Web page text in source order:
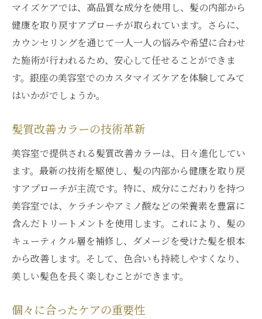
マイズケアでは、高品質な成分を使用し、髪の内部から
健康を取り戻すアプローチが取られています。さらに、
カウンセリングを通じて一人一人の悩みや希望に合わせ
た施術が行われるため、安心して任せることができま
す。銀座の美容室でのカスタマイズケアを体験してみて
はいかがでしょうか。
髪質改善カラーの技術革新
美容室で提供される髪質改善カラーは、日々進化してい
ます。最新の技術を駆使し、髪の内部から健康を取り戻
すアプローチが主流です。特に、成分にこだわりを持つ
美容室では、ケラチンやアミノ酸などの栄養素を豊富に
含んだトリートメントを使用します。これにより、髪の
キューティクル層を補修し、ダメージを受けた髪を根本
から改善します。そして、色合いも持続しやすくなり、
美しい髪色を長く楽しむことができます。
個々に合ったケアの重要性